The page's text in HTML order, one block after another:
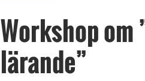
Workshop
lärande”